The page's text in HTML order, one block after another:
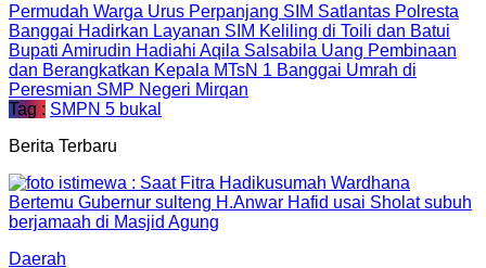
Permudah Warga Urus Perpanjang SIM Satlantas Polresta
Banggai Hadirkan Layanan SIM Keliling di Toili dan Batui
Bupati Amirudin Hadiahi Aqila Salsabila Uang Pembinaan
dan Berangkatkan Kepala MTsN 1 Banggai Umrah di
Peresmian SMP Negeri Mirqan
Tag : SMPN 5 bukal
Berita Terbaru
Daerah